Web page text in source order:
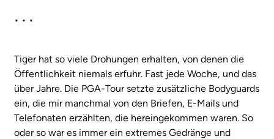
• • •
Tiger hat so viele Drohungen erhalten, von denen die
Öffentlichkeit niemals erfuhr. Fast jede Woche, und das
über Jahre. Die PGA-Tour setzte zusätzliche Bodyguards
ein, die mir manchmal von den Briefen, E-Mails und
Telefonaten erzählten, die hereingekommen waren. So
oder so war es immer ein extremes Gedränge und